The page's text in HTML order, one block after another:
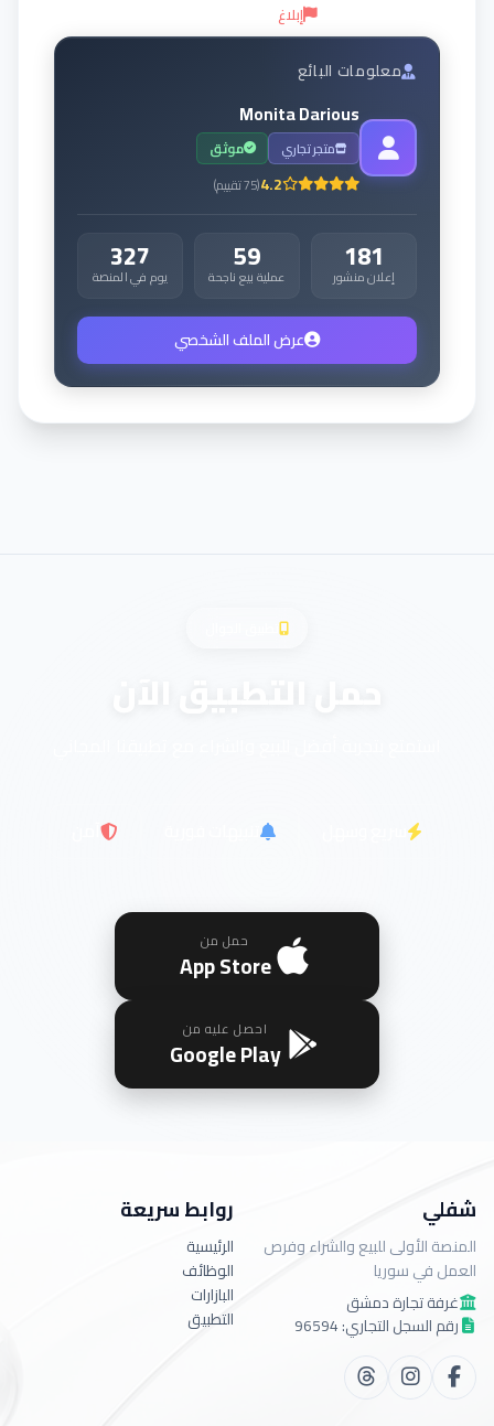
إبلاغ
معلومات البائع
Monita Darious
متجر تجاري موثق
4.2
(
75تقييم)
181
إعلان منشور 59
عملية بيع ناجحة 327
يوم في المنصة
عرض الملف الشخصي
حمل التطبيق الآن
حمل من
App Store
احصل عليه من
Google Play
شفلي
المنصة الأولى للبيع والشراء وفرص
العمل في سوريا
غرفة تجارة دمشق
رقم السجل التجاري: 96594
روابط سريعة
الرئيسية
الوظائف
البازارات
التطبيق